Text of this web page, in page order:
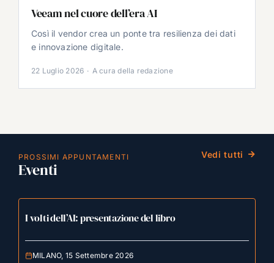
Veeam nel cuore dell’era AI
Così il vendor crea un ponte tra resilienza dei dati
e innovazione digitale.
22 Luglio 2026 · A cura della redazione
PROSSIMI APPUNTAMENTI
Eventi
Vedi tutti
I volti dell’AI: presentazione del libro
MILANO, 15 Settembre 2026